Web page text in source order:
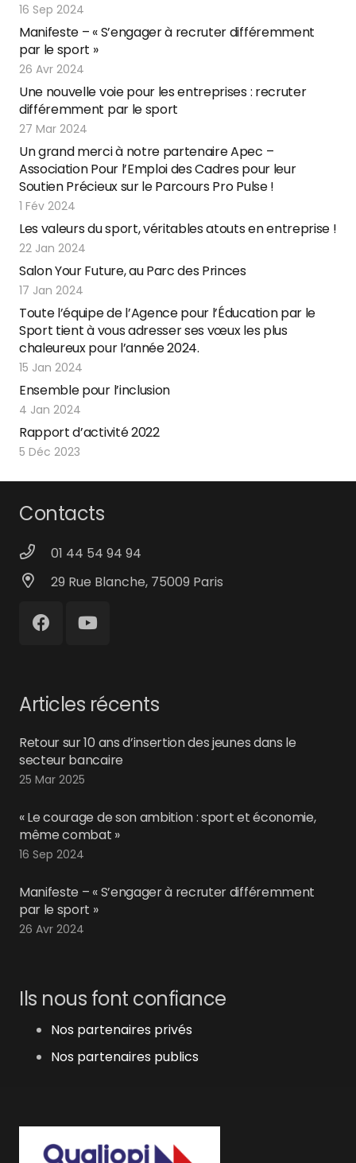
16 Sep 2024
Manifeste – « S’engager à recruter différemment
par le sport »
26 Avr 2024
Une nouvelle voie pour les entreprises : recruter
différemment par le sport
27 Mar 2024
Un grand merci à notre partenaire Apec –
Association Pour l’Emploi des Cadres pour leur
Soutien Précieux sur le Parcours Pro Pulse !
1 Fév 2024
Les valeurs du sport, véritables atouts en entreprise !
22 Jan 2024
Salon Your Future, au Parc des Princes
17 Jan 2024
Toute l’équipe de l’Agence pour l’Éducation par le
Sport tient à vous adresser ses vœux les plus
chaleureux pour l’année 2024.
15 Jan 2024
Ensemble pour l’inclusion
4 Jan 2024
Rapport d’activité 2022
5 Déc 2023
Contacts
01 44 54 94 94
29 Rue Blanche, 75009 Paris
Articles récents
Retour sur 10 ans d’insertion des jeunes dans le
secteur bancaire
25 Mar 2025
« Le courage de son ambition : sport et économie,
même combat »
16 Sep 2024
Manifeste – « S’engager à recruter différemment
par le sport »
26 Avr 2024
Ils nous font confiance
Nos partenaires privés
Nos partenaires publics